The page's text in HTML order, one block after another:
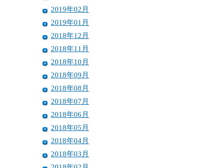
2019年02月
2019年01月
2018年12月
2018年11月
2018年10月
2018年09月
2018年08月
2018年07月
2018年06月
2018年05月
2018年04月
2018年03月